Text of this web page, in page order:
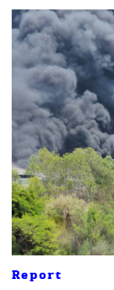
Report